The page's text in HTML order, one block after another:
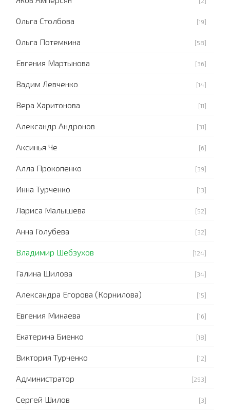
Ольга Столбова [19]
Ольга Потемкина [58]
Евгения Мартынова [36]
Вадим Левченко [14]
Вера Харитонова [11]
Александр Андронов [31]
Аксинья Че [6]
Алла Прокопенко [39]
Инна Турченко [13]
Лариса Малышева [52]
Анна Голубева [32]
Владимир Шебзухов [124]
Галина Шилова [34]
Александра Егорова (Корнилова) [15]
Евгения Минаева [16]
Екатерина Биенко [18]
Виктория Турченко [12]
Администратор [293]
Сергей Шилов [3]